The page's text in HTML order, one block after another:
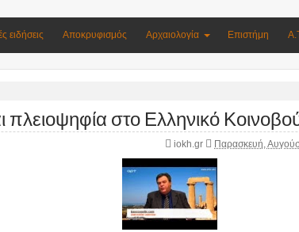
ειδήσεις Αποκρυφισμός Αρχαιολογία Επιστήμη
πλειοψηφία στο Ελληνικό
iokh.gr Παρασκευή,